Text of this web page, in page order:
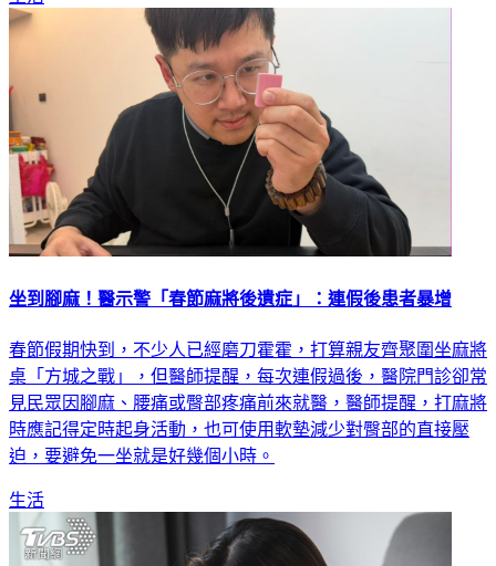
坐到腳麻！醫示警「春節麻將後遺症」：連假後患者暴增
春節假期快到，不少人已經磨刀霍霍，打算親友齊聚圍坐麻將
桌「方城之戰」，但醫師提醒，每次連假過後，醫院門診卻常
見民眾因腳麻、腰痛或臀部疼痛前來就醫，醫師提醒，打麻將
時應記得定時起身活動，也可使用軟墊減少對臀部的直接壓
迫，要避免一坐就是好幾個小時。
生活